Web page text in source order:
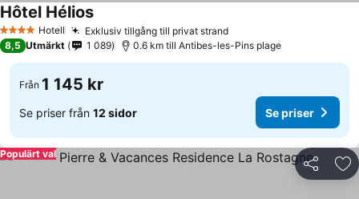
4 StjärnorHotell Exklusiv tillgång till privat strand
Hôtel Hélios
8,5 Utmärkt 1 089 0.6 km till Antibes-les-Pins plage
Från 1 145 kr
Se priser från 12 sidor Se priser
Dela
Populärt val